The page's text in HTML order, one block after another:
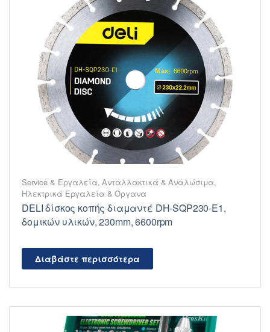
Service & Εργαλεία,Ανταλλακτικά & Αναλώσιμα,
Ηλεκτρικά Εργαλεία & Όργανα
DELI δίσκος κοπής διαμαντέ DH-SQP230-E1,
δομικών υλικών, 230mm, 6600rpm
Διαβάστε περισσότερα